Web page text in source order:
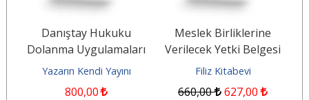
Danıştay Hukuku
Dolanma Uygulamaları
ve Kararları
Yazarın Kendi Yayını
800,00
Meslek Birliklerine
Verilecek Yetki Belgesi
Filiz Kitabevi
660,00 627,00